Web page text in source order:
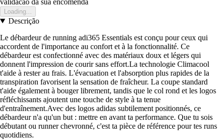
validacao da sua encomenda
Loading...
Descrição
Le débardeur de running adi365 Essentials est conçu pour ceux qui
accordent de l'importance au confort et à la fonctionnalité. Ce
débardeur est confectionné avec des matériaux doux et légers qui
donnent l'impression de courir sans effort.La technologie Climacool
t'aide à rester au frais. L'évacuation et l'absorption plus rapides de la
transpiration favorisent la sensation de fraîcheur. La coupe standard
t'aide également à bouger librement, tandis que le col rond et les logos
réfléchissants ajoutent une touche de style à ta tenue
d'entraînement.Avec des logos adidas subtilement positionnés, ce
débardeur n'a qu'un but : mettre en avant ta performance. Que tu sois
débutant ou runner chevronné, c'est ta pièce de référence pour tes runs
quotidiens.